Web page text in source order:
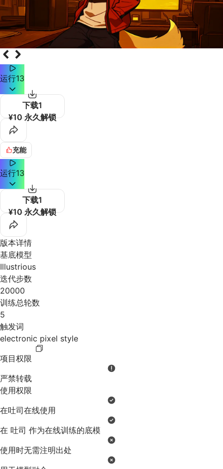
运行13
下载1
¥10 永久解锁
充能
运行13
下载1
¥10 永久解锁
版本详情
基底模型
Illustrious
迭代步数
20000
训练总轮数
5
触发词
electronic pixel style
项目权限
严禁转载
使用权限
在吐司在线使用
在 吐司 作为在线训练的底模
使用时无需注明出处